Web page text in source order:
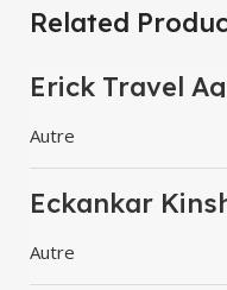
Related
Erick Travel
Autre
Eckankar
Autre